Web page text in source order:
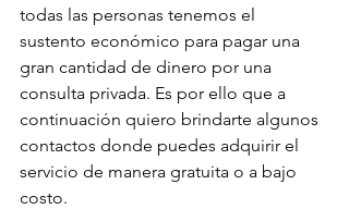
todas las personas tenemos el
sustento económico para pagar una
gran cantidad de dinero por una
consulta privada. Es por ello que a
continuación quiero brindarte algunos
contactos donde puedes adquirir el
servicio de manera gratuita o a bajo
costo.